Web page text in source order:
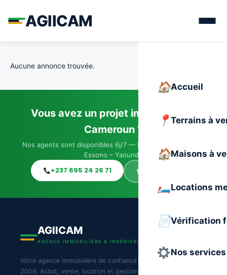
AGIICAM
Accueil
Terrains à
Maisons à
Locations
Vérification
Nos services
Aucune annonce trouvée.
Vous avez un projet immobilier au
Cameroun ?
Nos agents sont disponibles 6j/7 — Immeuble JACO, Elig-
Essono – Yaoundé
+237 695 24 26 71
AGIICAM
AGENCE IMMOBILIÈRE & INGÉNIERIE DU CAMEROUN
Votre agence immobilière de confiance au Cameroun depuis
2009. Achat, vente, location et gestion de biens immobiliers